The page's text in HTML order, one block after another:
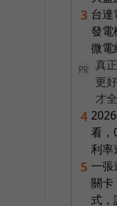
3 台達
發電
微電
PR
真
更
才
4
看，
利率
5 一張
關卡
式，